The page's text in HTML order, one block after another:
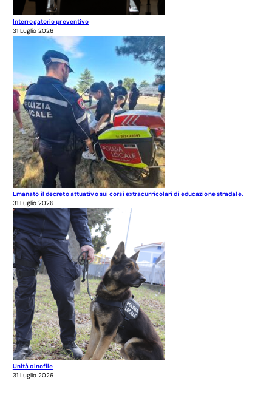
Interrogatorio preventivo
31 Luglio 2026
Emanato il decreto attuativo sui corsi extracurricolari di educazione stradale.
31 Luglio 2026
Unità cinofile
31 Luglio 2026